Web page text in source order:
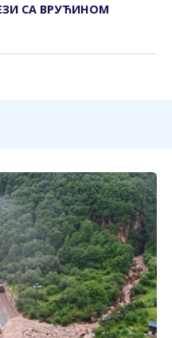
СА ВРУЋИНОМ